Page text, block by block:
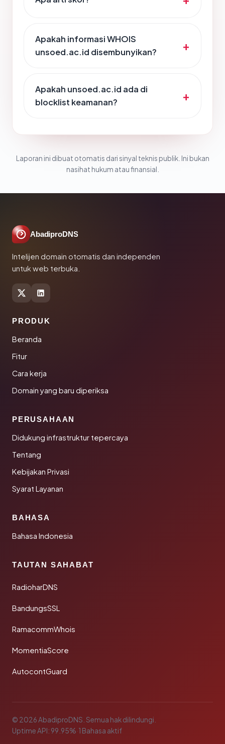
Apakah informasi WHOIS
unsoed.ac.id disembunyikan?
Apakah unsoed.ac.id ada di
blocklist keamanan?
Laporan ini dibuat otomatis dari sinyal teknis publik. Ini bukan
nasihat hukum atau finansial.
AbadiproDNS
Intelijen domain otomatis dan independen
untuk web terbuka.
PRODUK
Beranda
Fitur
Cara kerja
Domain yang baru diperiksa
PERUSAHAAN
Didukung infrastruktur tepercaya
Tentang
Kebijakan Privasi
Syarat Layanan
BAHASA
Bahasa Indonesia
TAUTAN SAHABAT
RadioharDNS
BandungsSSL
RamacommWhois
MomentiaScore
AutocontGuard
© 2026 AbadiproDNS. Semua hak dilindungi.
Uptime API: 99.95%·1 Bahasa aktif